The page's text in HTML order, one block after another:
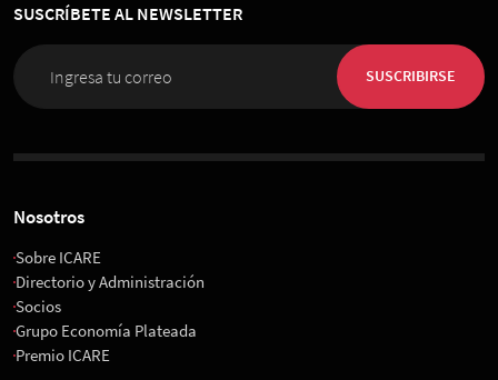
SUSCRÍBETE AL NEWSLETTER
SUSCRIBIRSE
Nosotros
Sobre ICARE
Directorio y Administración
Socios
Grupo Economía Plateada
Premio ICARE